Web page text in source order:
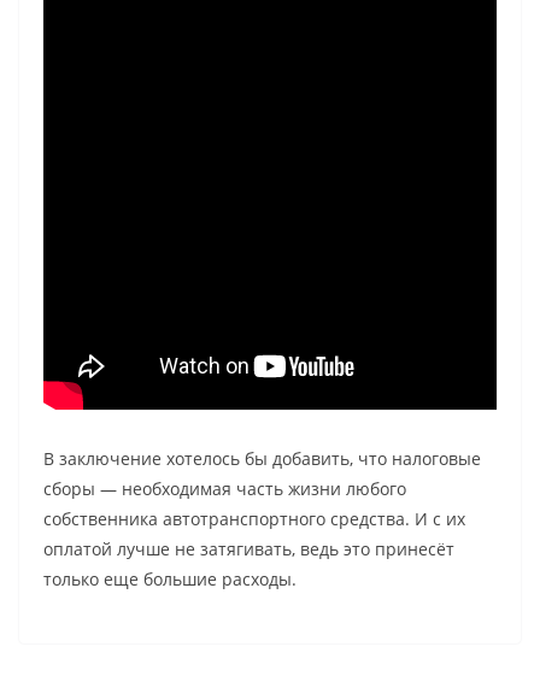
В заключение хотелось бы добавить, что налоговые
сборы — необходимая часть жизни любого
собственника автотранспортного средства. И с их
оплатой лучше не затягивать, ведь это принесёт
только еще большие расходы.